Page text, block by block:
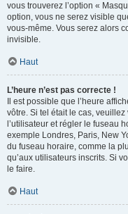
vous trouverez l’option «
option, vous ne serez visible
vous-même. Vous serez alors
invisible.
Haut
L’heure n’est pas correcte !
Il est possible que l’heure
vôtre. Si tel était le cas,
l’utilisateur et régler le fuseau
exemple Londres, Paris, New
du fuseau horaire, comme la
qu’aux utilisateurs inscrits. Si
le faire.
Haut